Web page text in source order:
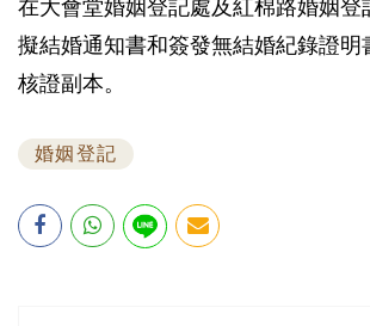
在大會堂婚姻登記處及紅棉路婚姻登
擬結婚通知書和簽發無結婚紀錄證明
核證副本。
婚姻登記